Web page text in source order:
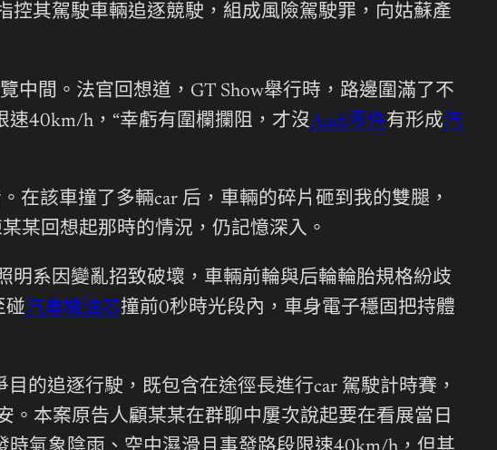
控其駕駛車輛追逐競駛，組成風險駕駛罪，向姑蘇產
中間。法官回想道，GT Show舉行時，路邊圍滿了不
40km/h，“幸虧有圍欄攔阻，才沒Audi零件有形成汽
在該車撞了多輛car 后，車輛的碎片砸到我的雙腿，
某回想起那時的情況，仍記憶深入。
明系因變亂招致破壞，車輛前輪與后輪輪胎規格紛歧
碰汽車機油芯撞前0秒時光段內，車身電子穩固把持體
的追逐行駛，既包含在途徑長進行car 駕駛計時賽，
本案原告人顧某某在群聊中屢次說起要在看展當日